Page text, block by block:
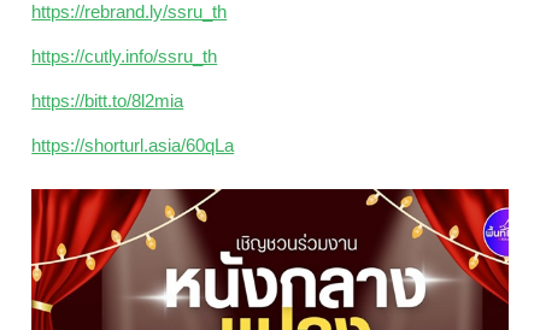
https://rebrand.ly/ssru_th
https://cutly.info/ssru_th
https://bitt.to/8l2mia
https://shorturl.asia/60qLa